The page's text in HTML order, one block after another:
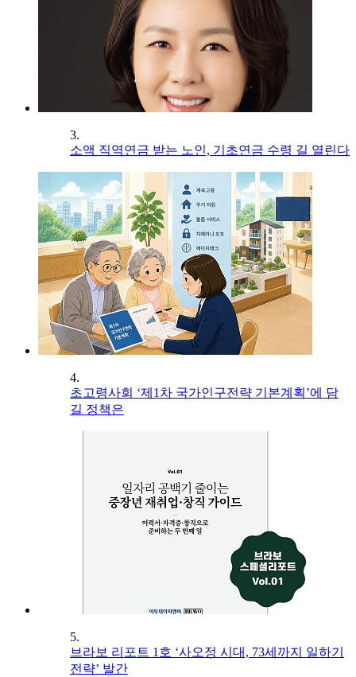
3.
소액 직역연금 받는 노인, 기초연금 수령 길 열린다
4.
초고령사회 ‘제1차 국가인구전략 기본계획’에 담
길 정책은
5.
브라보 리포트 1호 ‘사오정 시대, 73세까지 일하기
전략’ 발간